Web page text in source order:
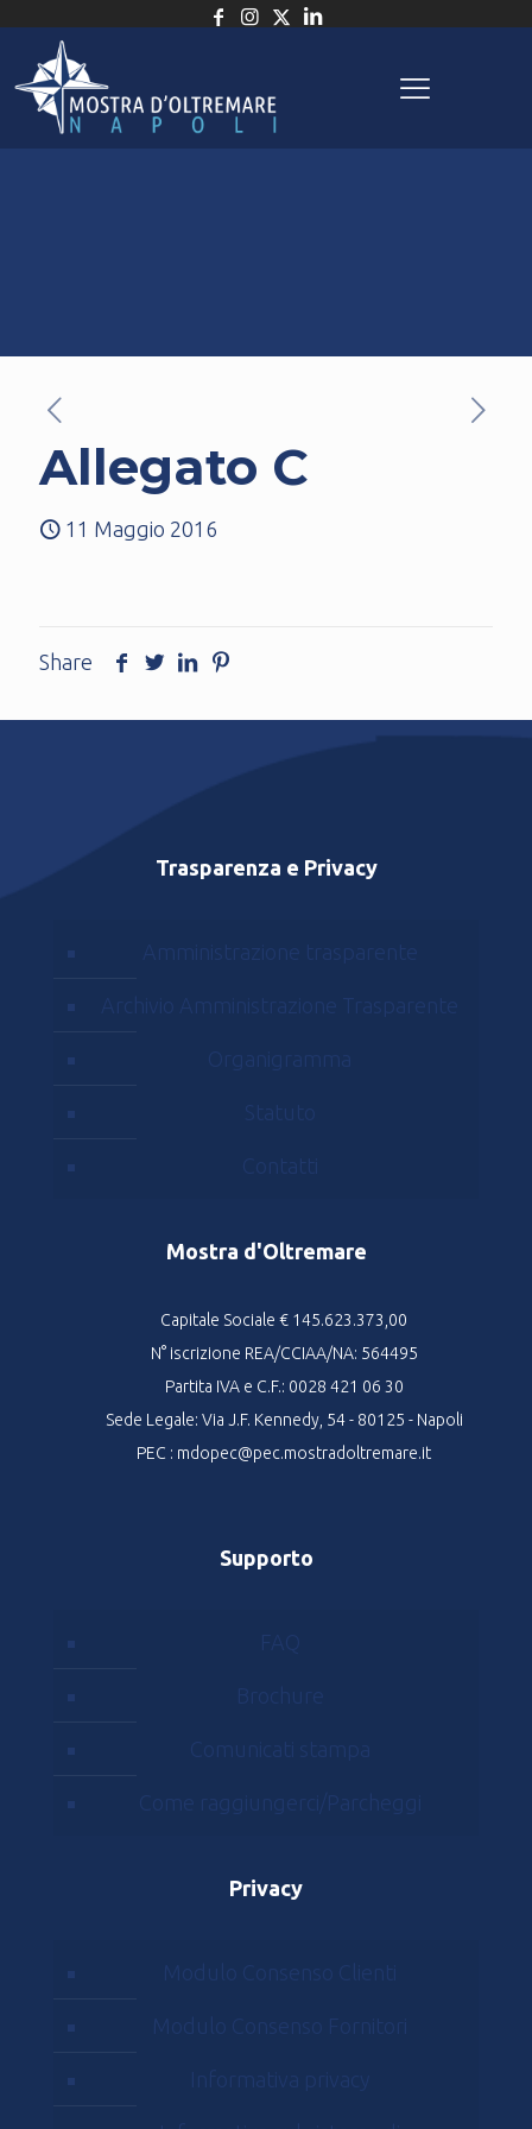
Allegato C
11 Maggio 2016
Share
Trasparenza e Privacy
Amministrazione trasparente
Archivio Amministrazione Trasparente
Organigramma
Statuto
Contatti
Mostra d'Oltremare
Capitale Sociale € 145.623.373,00
N° iscrizione REA/CCIAA/NA: 564495
Partita IVA e C.F.: 0028 421 06 30
Sede Legale: Via J.F. Kennedy, 54 - 80125 - Napoli
PEC : mdopec@pec.mostradoltremare.it
Supporto
FAQ
Brochure
Comunicati stampa
Come raggiungerci/Parcheggi
Privacy
Modulo Consenso Clienti
Modulo Consenso Fornitori
Informativa privacy